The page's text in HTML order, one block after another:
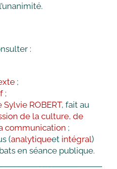
:
;
;
Sylvie ROBERT, fait au
de la culture, de
communication ;
(analytiqueet intégral)
en séance publique.